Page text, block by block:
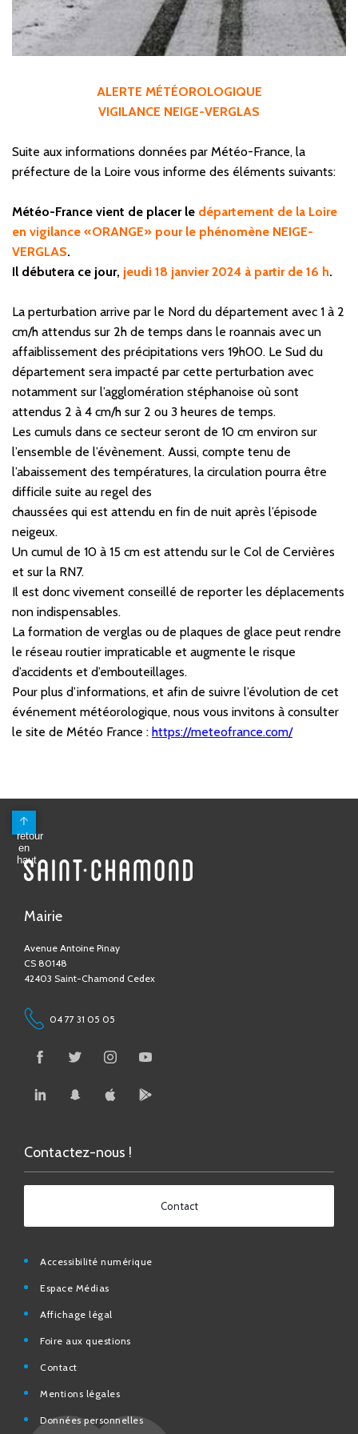
ALERTE MÉTÉOROLOGIQUE
VIGILANCE NEIGE-VERGLAS
Suite aux informations données par Météo-France, la
préfecture de la Loire vous informe des éléments suivants:
Météo-France vient de placer le département de la Loire
en vigilance «ORANGE» pour le phénomène NEIGE-
VERGLAS.
Il débutera ce jour, jeudi 18 janvier 2024 à partir de 16 h.
La perturbation arrive par le Nord du département avec 1 à 2
cm/h attendus sur 2h de temps dans le roannais avec un
affaiblissement des précipitations vers 19h00. Le Sud du
département sera impacté par cette perturbation avec
notamment sur l’agglomération stéphanoise où sont
attendus 2 à 4 cm/h sur 2 ou 3 heures de temps.
Les cumuls dans ce secteur seront de 10 cm environ sur
l’ensemble de l’évènement. Aussi, compte tenu de
l’abaissement des températures, la circulation pourra être
difficile suite au regel des
chaussées qui est attendu en fin de nuit après l’épisode
neigeux.
Un cumul de 10 à 15 cm est attendu sur le Col de Cervières
et sur la RN7.
Il est donc vivement conseillé de reporter les déplacements
non indispensables.
La formation de verglas ou de plaques de glace peut rendre
le réseau routier impraticable et augmente le risque
d’accidents et d’embouteillages.
Pour plus d’informations, et afin de suivre l’évolution de cet
événement météorologique, nous vous invitons à consulter
le site de Météo France : https://meteofrance.com/
Mairie
Avenue Antoine Pinay
04 77 31 05 05
Contact
Accessibilité numérique